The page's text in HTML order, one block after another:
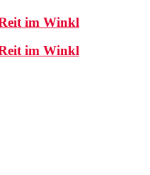
im Winkl
im Winkl